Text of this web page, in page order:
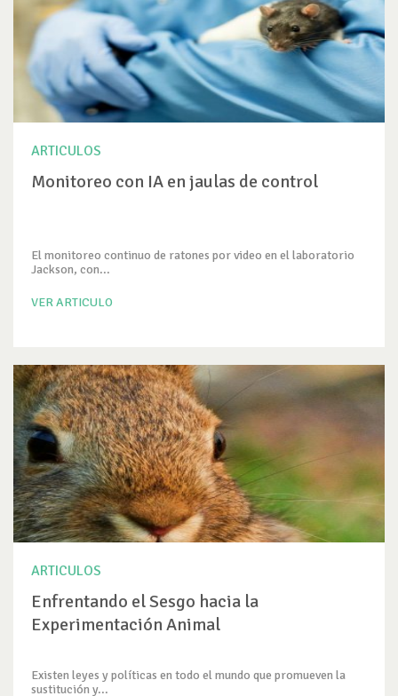
ARTICULOS
Monitoreo con IA en jaulas de control
El monitoreo continuo de ratones por video en el laboratorio
Jackson, con...
VER ARTICULO
ARTICULOS
Enfrentando el Sesgo hacia la
Experimentación Animal
Existen leyes y políticas en todo el mundo que promueven la
sustitución y...